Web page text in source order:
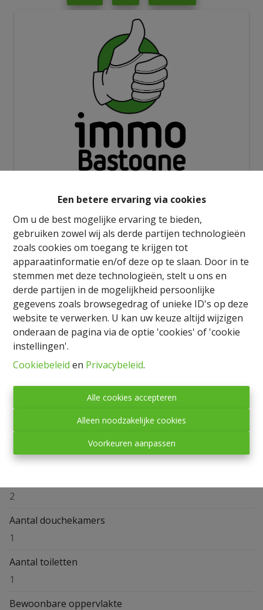
Een betere ervaring via cookies
Om u de best mogelijke ervaring te bieden,
gebruiken zowel wij als derde partijen technologieën
zoals cookies om toegang te krijgen tot
apparaatinformatie en/of deze op te slaan. Door in te
stemmen met deze technologieën, stelt u ons en
derde partijen in de mogelijkheid persoonlijke
gegevens zoals browsegedrag of unieke ID's op deze
website te verwerken. U kan uw keuze altijd wijzigen
onderaan de pagina via de optie 'cookies' of 'cookie
instellingen'.
Cookiebeleid en Privacybeleid.
Alle cookies accepteren
Alleen noodzakelijke cookies
Voorkeuren aanpassen
Info aanvragen
2 1 80 m²
Delen
Algemeen
Rue du Vivier 90 bA, 6600 Bastogne
2
Aantal douchekamers
1
Aantal toiletten
1
Bewoonbare oppervlakte